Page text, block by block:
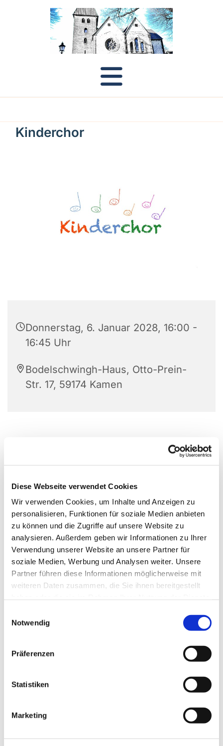
Diese Webseite verwendet Cookies
Wir verwenden Cookies, um Inhalte und Anzeigen zu
personalisieren, Funktionen für soziale Medien anbieten
zu können und die Zugriffe auf unsere Website zu
analysieren. Außerdem geben wir Informationen zu Ihrer
Verwendung unserer Website an unsere Partner für
soziale Medien, Werbung und Analysen weiter. Unsere
Partner führen diese Informationen möglicherweise mit
weiteren Daten zusammen, die Sie ihnen bereitgestellt
Notwendig
Präferenzen
Statistiken
Marketing
Kinderchor
Donnerstag, 6. Januar 2028, 16:00 -
16:45 Uhr
Bodelschwingh-Haus, Otto-Prein-
Str. 17, 59174 Kamen